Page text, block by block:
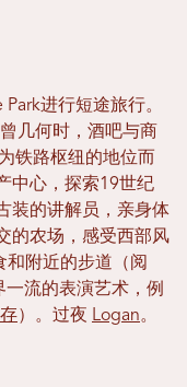
进行短途旅行。
几何时，酒吧与商
铁路枢纽的地位而
中心，探索19世纪
装的讲解员，亲身体
的农场，感受西部风
附近的步道（阅
一流的表演艺术，例
）。过夜 Logan。